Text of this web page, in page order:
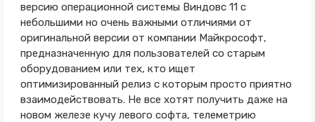
версию операционной системы Виндовс 11 с
небольшими но очень важными отличиями от
оригинальной версии от компании Майкрософт,
предназначенную для пользователей со старым
оборудованием или тех, кто ищет
оптимизированный релиз с которым просто приятно
взаимодействовать. Не все хотят получить даже на
новом железе кучу левого софта, телеметрию